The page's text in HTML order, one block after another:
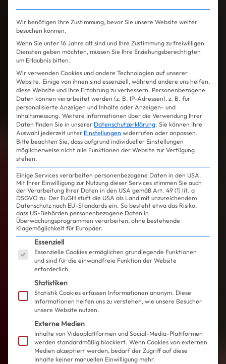
Wir benötigen Ihre Zustimmung, bevor Sie unsere Website weiter
besuchen können.
Wenn Sie unter 16 Jahre alt sind und Ihre Zustimmung zu freiwilligen
Diensten geben möchten, müssen Sie Ihre Erziehungsberechtigten
um Erlaubnis bitten.
Wir verwenden Cookies und andere Technologien auf unserer
Website. Einige von ihnen sind essenziell, während andere uns helfen,
diese Website und Ihre Erfahrung zu verbessern. Personenbezogene
Daten können verarbeitet werden (z. B. IP-Adressen), z. B. für
personalisierte Anzeigen und Inhalte oder Anzeigen- und
Inhaltsmessung. Weitere Informationen über die Verwendung Ihrer
Daten finden Sie in unserer Datenschutzerklärung. Sie können Ihre
Auswahl jederzeit unter Einstellungen widerrufen oder anpassen.
Bitte beachten Sie, dass aufgrund individueller Einstellungen
möglicherweise nicht alle Funktionen der Website zur Verfügung
stehen.
Einige Services verarbeiten personenbezogene Daten in den USA.
Mit Ihrer Einwilligung zur Nutzung dieser Services stimmen Sie auch
der Verarbeitung Ihrer Daten in den USA gemäß Art. 49 (1) lit. a
DSGVO zu. Der EuGH stuft die USA als Land mit unzureichendem
Datenschutz nach EU-Standards ein. So besteht etwa das Risiko,
dass US-Behörden personenbezogene Daten in
Überwachungsprogrammen verarbeiten, ohne bestehende
Klagemöglichkeit für Europäer.
Es folgt eine Liste der Service-Gruppen, für die
Essenziell
Essenzielle Cookies ermöglichen grundlegende Funktionen
und sind für die einwandfreie Funktion der Website
erforderlich.
Statistiken
Statistik Cookies erfassen Informationen anonym. Diese
Informationen helfen uns zu verstehen, wie unsere Besucher
unsere Website nutzen.
Externe Medien
Inhalte von Videoplattformen und Social-Media-Plattformen
werden standardmäßig blockiert. Wenn Cookies von externen
Medien akzeptiert werden, bedarf der Zugriff auf diese
Inhalte keiner manuellen Einwilligung mehr.